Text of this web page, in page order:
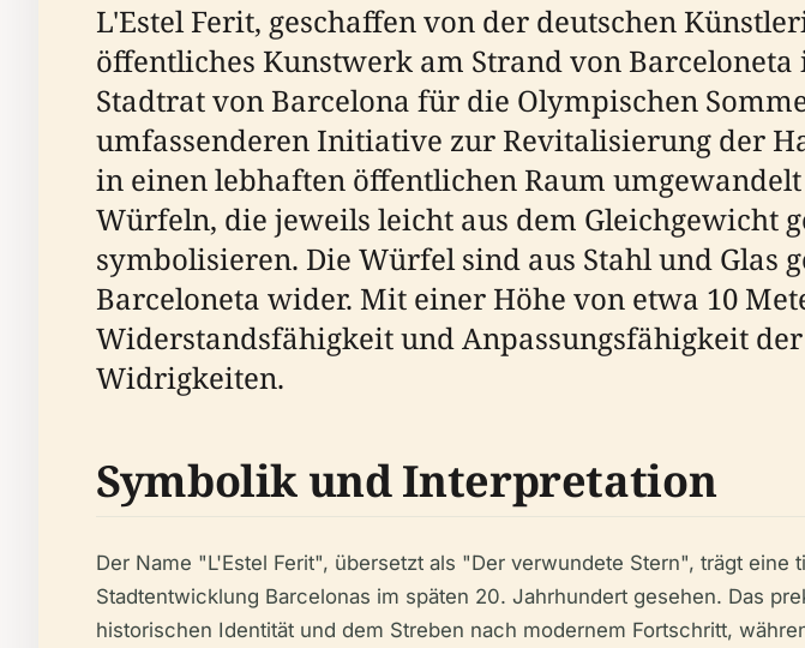
L'Estel Ferit, geschaffen von der deutschen
öffentliches Kunstwerk am Strand von
Stadtrat von Barcelona für die Olympischen
umfassenderen Initiative zur Revitalisierung der
in einen lebhaften öffentlichen Raum
Würfeln, die jeweils leicht aus dem Gleichgewicht
symbolisieren. Die Würfel sind aus Stahl und
Barceloneta wider. Mit einer Höhe von etwa 10
Widerstandsfähigkeit und Anpassungsfähigkeit
Widrigkeiten.
Symbolik und Interpretation
Der Name "L'Estel Ferit", übersetzt als "Der verwundete Stern", trägt
Stadtentwicklung Barcelonas im späten 20. Jahrhundert gesehen. Das
historischen Identität und dem Streben nach modernem Fortschritt,